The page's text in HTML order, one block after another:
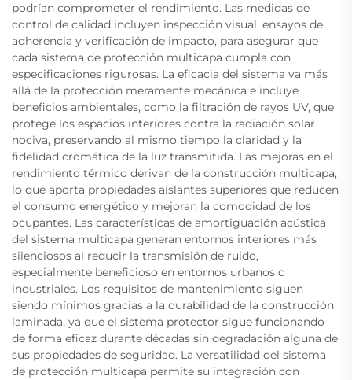
podrían comprometer el rendimiento. Las medidas de
control de calidad incluyen inspección visual, ensayos de
adherencia y verificación de impacto, para asegurar que
cada sistema de protección multicapa cumpla con
especificaciones rigurosas. La eficacia del sistema va más
allá de la protección meramente mecánica e incluye
beneficios ambientales, como la filtración de rayos UV, que
protege los espacios interiores contra la radiación solar
nociva, preservando al mismo tiempo la claridad y la
fidelidad cromática de la luz transmitida. Las mejoras en el
rendimiento térmico derivan de la construcción multicapa,
lo que aporta propiedades aislantes superiores que reducen
el consumo energético y mejoran la comodidad de los
ocupantes. Las características de amortiguación acústica
del sistema multicapa generan entornos interiores más
silenciosos al reducir la transmisión de ruido,
especialmente beneficioso en entornos urbanos o
industriales. Los requisitos de mantenimiento siguen
siendo mínimos gracias a la durabilidad de la construcción
laminada, ya que el sistema protector sigue funcionando
de forma eficaz durante décadas sin degradación alguna de
sus propiedades de seguridad. La versatilidad del sistema
de protección multicapa permite su integración con